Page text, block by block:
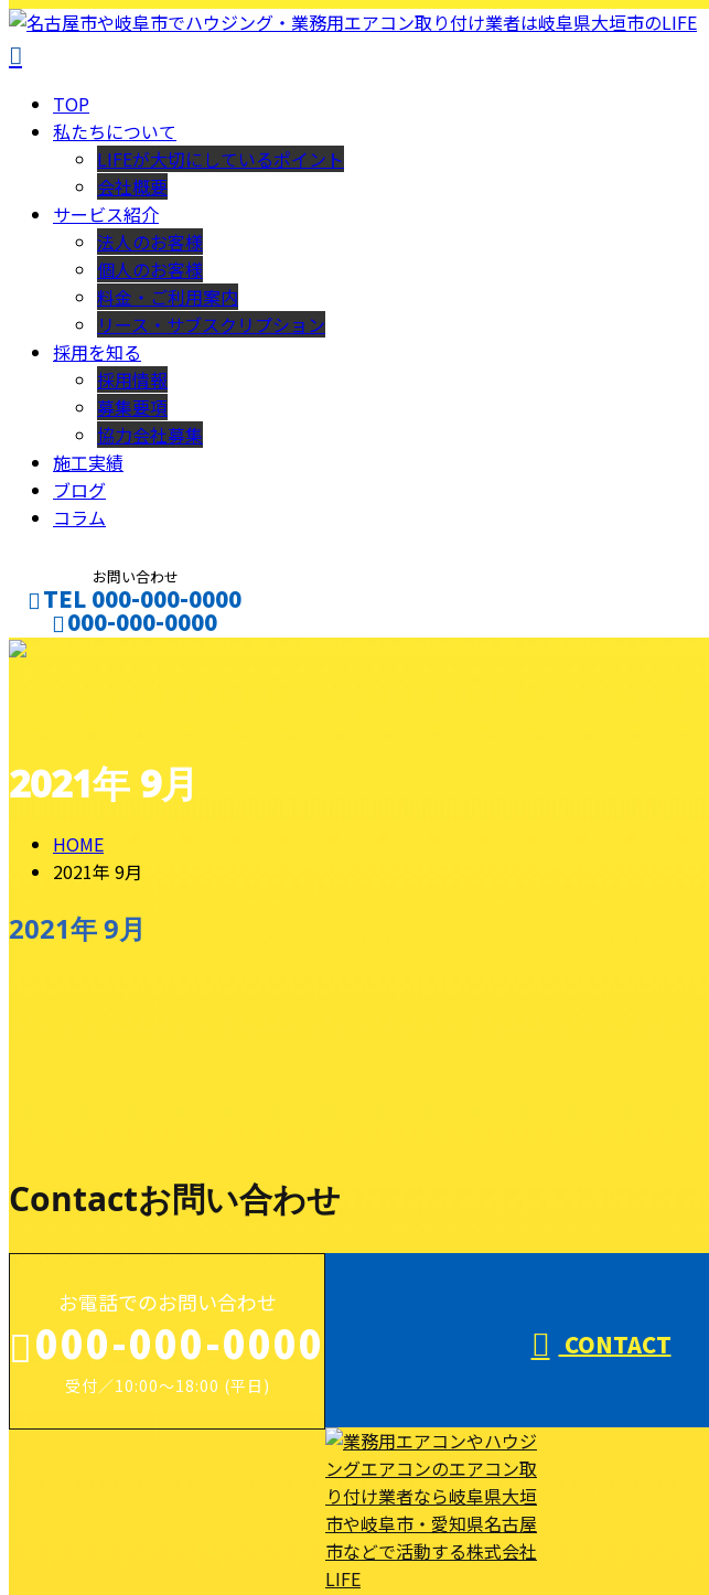
TOP
私たちについて
LIFEが大切にしているポイント
会社概要
サービス紹介
法人のお客様
個人のお客様
料金・ご利用案内
リース・サブスクリプション
採用を知る
採用情報
募集要項
協力会社募集
施工実績
ブログ
コラム
お問い合わせ
TEL 000-000-0000
000-000-0000
2021年 9月
HOME
2021年 9月
2021年 9月
Contactお問い合わせ
お電話でのお問い合わせ
000-000-0000
受付／10:00～18:00 (平日)
CONTACT